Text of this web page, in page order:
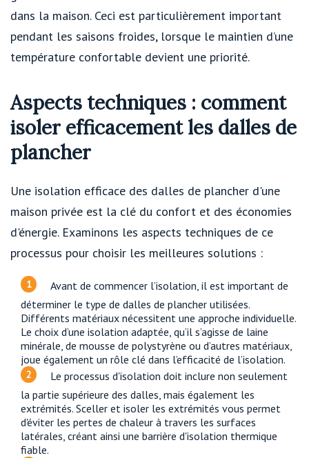
dans la maison. Ceci est particulièrement important
pendant les saisons froides, lorsque le maintien d’une
température confortable devient une priorité.
Aspects techniques : comment
isoler efficacement les dalles de
plancher
Une isolation efficace des dalles de plancher d'une
maison privée est la clé du confort et des économies
d'énergie. Examinons les aspects techniques de ce
processus pour choisir les meilleures solutions :
Avant de commencer l’isolation, il est important de
déterminer le type de dalles de plancher utilisées.
Différents matériaux nécessitent une approche individuelle.
Le choix d’une isolation adaptée, qu’il s’agisse de laine
minérale, de mousse de polystyrène ou d’autres matériaux,
joue également un rôle clé dans l’efficacité de l’isolation.
Le processus d'isolation doit inclure non seulement
la partie supérieure des dalles, mais également les
extrémités. Sceller et isoler les extrémités vous permet
d'éviter les pertes de chaleur à travers les surfaces
latérales, créant ainsi une barrière d'isolation thermique
fiable.